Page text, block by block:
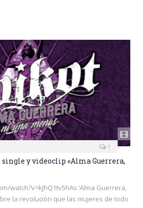
1
single y videoclip «Alma Guerrera,
watch?v=kJhQ1tv5hAs ‘Alma Guerrera,
la revolución que las mujeres de todo